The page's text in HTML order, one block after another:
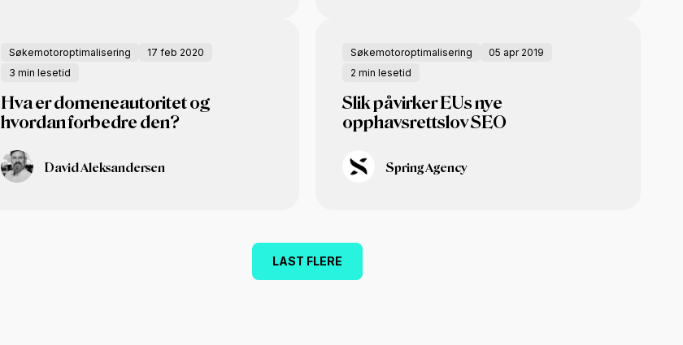
Søkemotoroptimalisering
17 feb 2020
3 min lesetid
Hva er domeneautoritet og
hvordan forbedre den?
David Aleksandersen
Søkemotoroptimalisering
05 apr 2019
2 min lesetid
Slik påvirker EUs nye
opphavsrettslov SEO
Spring Agency
LAST FLERE